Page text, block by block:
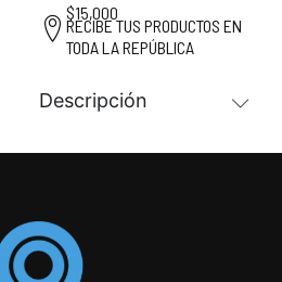
$15,000
RECIBE TUS PRODUCTOS EN
TODA LA REPÚBLICA
Descripción